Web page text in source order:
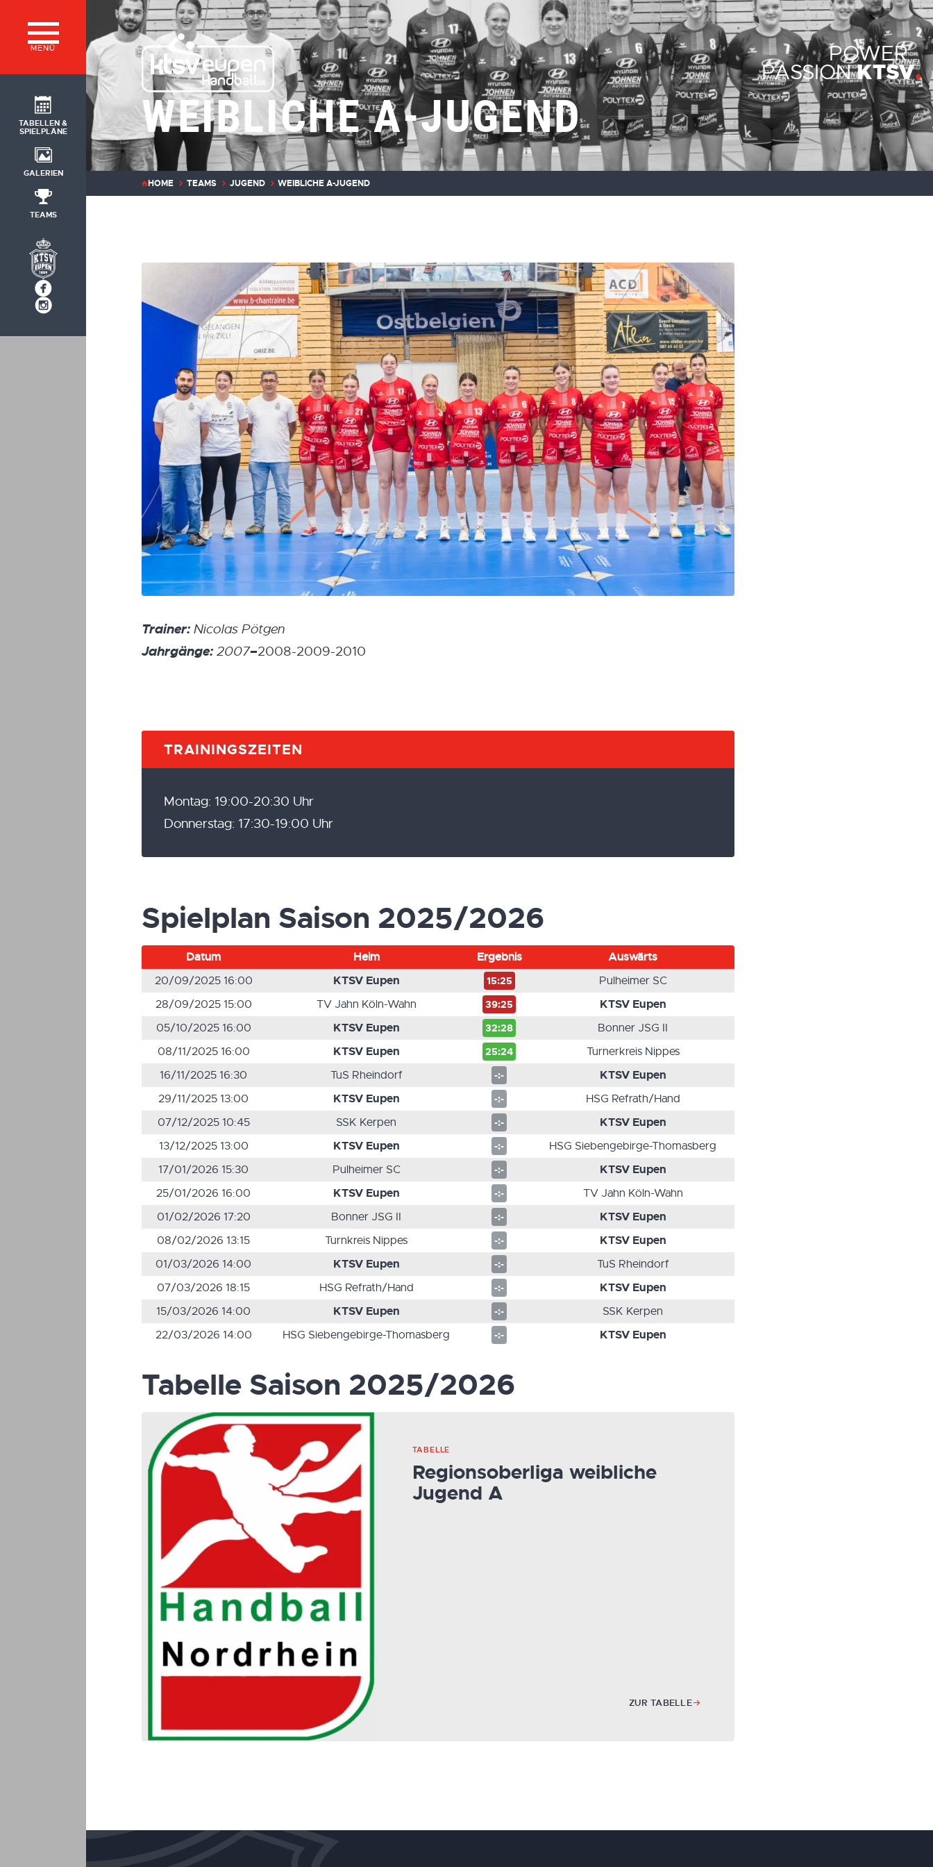
MENÜ
TABELLEN &
SPIELPLÄNE
GALERIEN
TEAMS
POWER
PASSIONKTSV
WEIBLICHE A-JUGEND
HOME TEAMS JUGEND WEIBLICHE A-JUGEND
Trainer: Nicolas Pötgen
Jahrgänge: 2007–2008-2009-2010
TRAININGSZEITEN
Montag: 19:00-20:30 Uhr
Donnerstag: 17:30-19:00 Uhr
Spielplan Saison 2025/2026
Datum Heim Ergebnis Auswärts
20/09/2025 16:00 KTSV Eupen 15:25
Pulheimer SC
28/09/2025 15:00
TV Jahn Köln-Wahn 39:25 KTSV Eupen
05/10/2025 16:00 KTSV Eupen 32:28
Bonner JSG II
08/11/2025 16:00
KTSV Eupen 25:24
Turnerkreis Nippes
16/11/2025 16:30
TuS Rheindorf -:- KTSV Eupen
29/11/2025 13:00 KTSV Eupen -:-
HSG Refrath/Hand
07/12/2025 10:45
SSK Kerpen -:- KTSV Eupen
13/12/2025 13:00 KTSV Eupen -:-
HSG Siebengebirge-Thomasberg
17/01/2026 15:30
Pulheimer SC -:- KTSV Eupen
25/01/2026 16:00 KTSV Eupen -:-
TV Jahn Köln-Wahn
01/02/2026 17:20
Bonner JSG II -:- KTSV Eupen
08/02/2026 13:15 Turnkreis Nippes -:- KTSV Eupen
01/03/2026 14:00 KTSV Eupen -:-
TuS Rheindorf
07/03/2026 18:15
HSG Refrath/Hand -:- KTSV Eupen
15/03/2026 14:00 KTSV Eupen -:-
SSK Kerpen
22/03/2026 14:00
HSG Siebengebirge-Thomasberg -:- KTSV Eupen
Tabelle Saison 2025/2026
TABELLE
Regionsoberliga weibliche
Jugend A
ZUR TABELLE